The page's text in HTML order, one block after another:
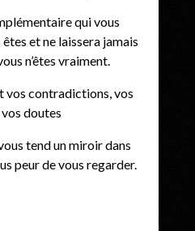
qui vous
et ne laissera jamais
n’êtes vraiment.
vos contradictions, vos
doutes
tend un miroir dans
peur de vous regarder.